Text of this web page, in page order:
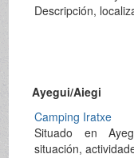
Descripción,
Ayegui/Aiegi
Camping Iratxe
Situado en
situación,